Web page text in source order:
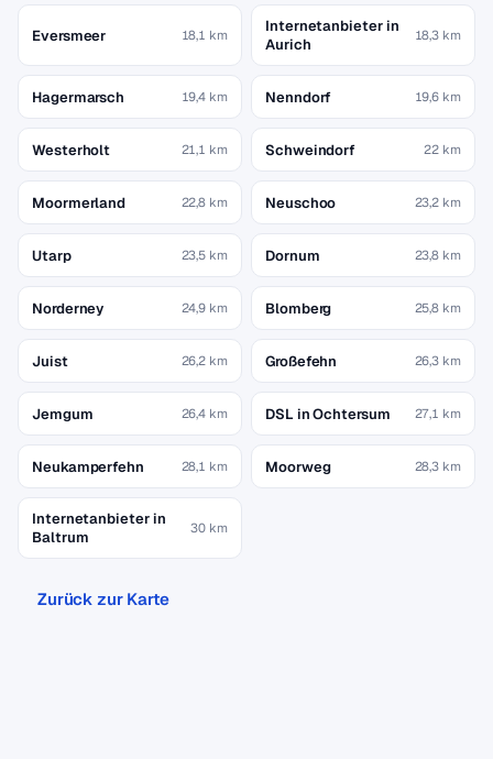
Eversmeer 18,1 km
Internetanbieter in
Aurich
18,3 km
Hagermarsch 19,4 km Nenndorf 19,6 km
Westerholt 21,1 km Schweindorf 22 km
Moormerland 22,8 km Neuschoo 23,2 km
Utarp 23,5 km Dornum 23,8 km
Norderney 24,9 km Blomberg 25,8 km
Juist 26,2 km Großefehn 26,3 km
Jemgum 26,4 km DSL in Ochtersum 27,1 km
Neukamperfehn 28,1 km Moorweg 28,3 km
Internetanbieter in
Baltrum
30 km
Zurück zur Karte